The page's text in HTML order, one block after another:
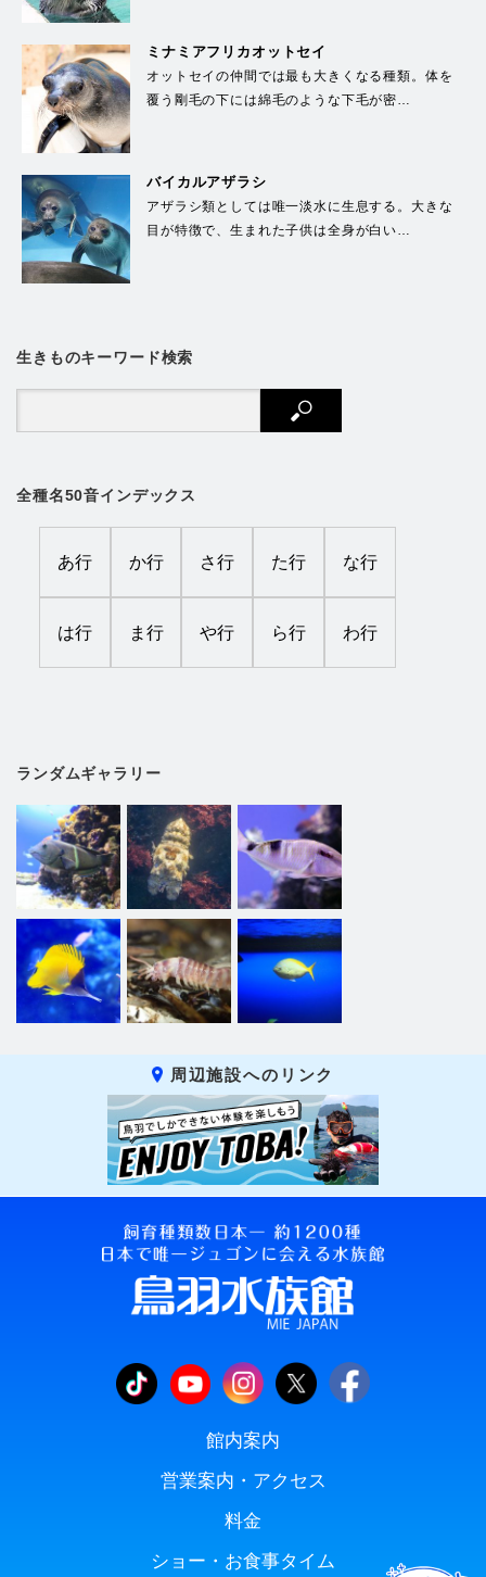
ミナミアフリカオットセイ
オットセイの仲間では最も大きくなる種類。体を
覆う剛毛の下には綿毛のような下毛が密…
バイカルアザラシ
アザラシ類としては唯一淡水に生息する。大きな
目が特徴で、生まれた子供は全身が白い…
生きものキーワード検索
全種名50音インデックス
あ行 か行 さ行 た行 な行
は行 ま行 や行 ら行 わ行
ランダムギャラリー
周辺施設へのリンク
館内案内
営業案内・アクセス
料金
ショー・お食事タイム